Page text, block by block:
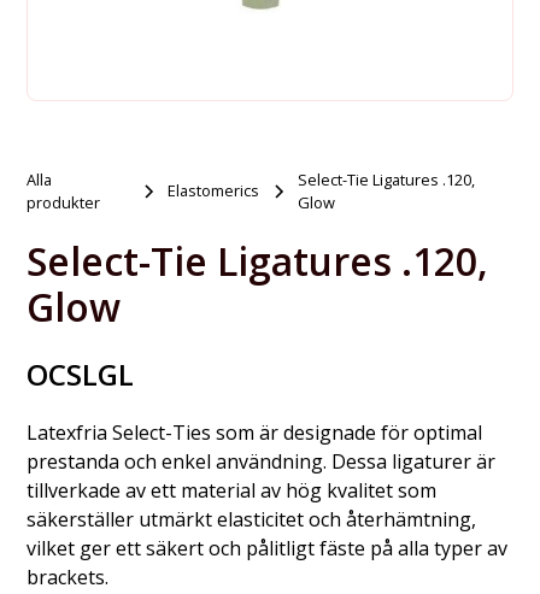
Alla
produkter
Elastomerics
Select-Tie Ligatures .120,
Glow
Select-Tie Ligatures .120,
Glow
OCSLGL
Latexfria Select-Ties som är designade för optimal
prestanda och enkel användning. Dessa ligaturer är
tillverkade av ett material av hög kvalitet som
säkerställer utmärkt elasticitet och återhämtning,
vilket ger ett säkert och pålitligt fäste på alla typer av
brackets.